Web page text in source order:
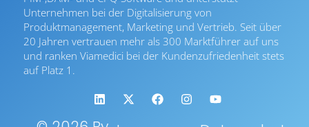
Unternehmen bei der Digitalisierung von
Produktmanagement, Marketing und Vertrieb. Seit über
20 Jahren vertrauen mehr als 300 Marktführer auf uns
und ranken Viamedici bei der Kundenzufriedenheit stets
auf Platz 1.